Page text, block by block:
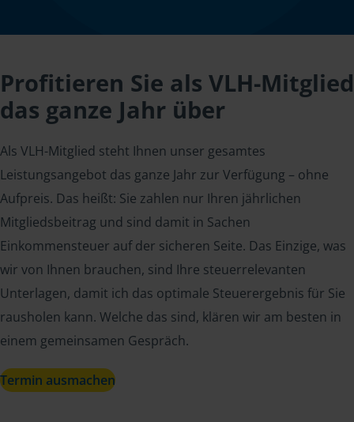
Profitieren Sie als VLH-Mitglied
das ganze Jahr über
Als VLH-Mitglied steht Ihnen unser gesamtes
Leistungsangebot das ganze Jahr zur Verfügung – ohne
Aufpreis. Das heißt: Sie zahlen nur Ihren jährlichen
Mitgliedsbeitrag und sind damit in Sachen
Einkommensteuer auf der sicheren Seite. Das Einzige, was
wir von Ihnen brauchen, sind Ihre steuerrelevanten
Unterlagen, damit ich das optimale Steuerergebnis für Sie
rausholen kann. Welche das sind, klären wir am besten in
einem gemeinsamen Gespräch.
Termin ausmachen